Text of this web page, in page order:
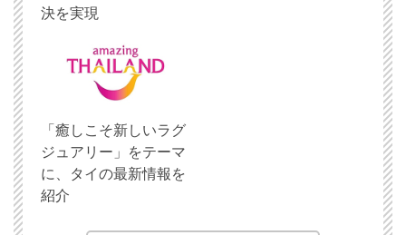
決を実現
「癒しこそ新しいラグ
ジュアリー」をテーマ
に、タイの最新情報を
紹介